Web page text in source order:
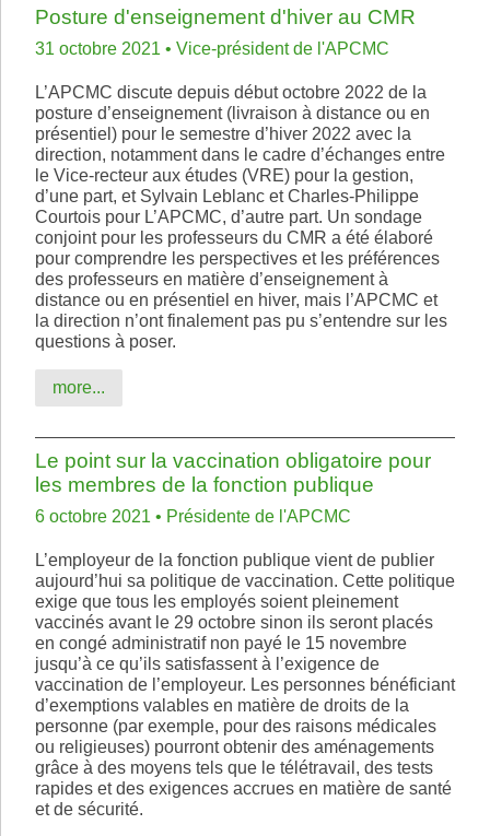
Posture d'enseignement d'hiver au CMR
31 octobre 2021 • Vice-président de l'APCMC
L’APCMC discute depuis début octobre 2022 de la
posture d’enseignement (livraison à distance ou en
présentiel) pour le semestre d’hiver 2022 avec la
direction, notamment dans le cadre d’échanges entre
le Vice-recteur aux études (VRE) pour la gestion,
d’une part, et Sylvain Leblanc et Charles-Philippe
Courtois pour L’APCMC, d’autre part. Un sondage
conjoint pour les professeurs du CMR a été élaboré
pour comprendre les perspectives et les préférences
des professeurs en matière d’enseignement à
distance ou en présentiel en hiver, mais l’APCMC et
la direction n’ont finalement pas pu s’entendre sur les
questions à poser.
more...
Le point sur la vaccination obligatoire pour
les membres de la fonction publique
6 octobre 2021 • Présidente de l'APCMC
L’employeur de la fonction publique vient de publier
aujourd’hui sa politique de vaccination. Cette politique
exige que tous les employés soient pleinement
vaccinés avant le 29 octobre sinon ils seront placés
en congé administratif non payé le 15 novembre
jusqu’à ce qu’ils satisfassent à l’exigence de
vaccination de l’employeur. Les personnes bénéficiant
d’exemptions valables en matière de droits de la
personne (par exemple, pour des raisons médicales
ou religieuses) pourront obtenir des aménagements
grâce à des moyens tels que le télétravail, des tests
rapides et des exigences accrues en matière de santé
et de sécurité.